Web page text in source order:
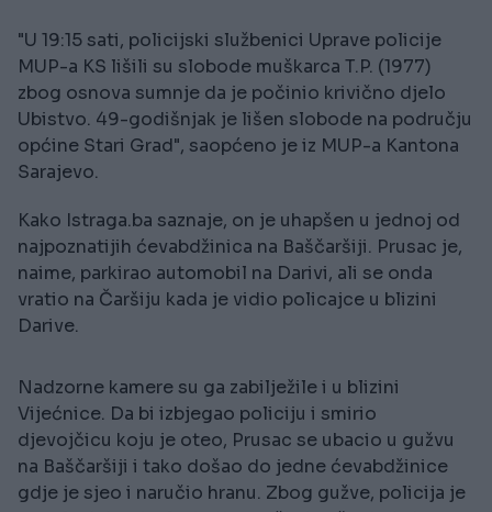
"U 19:15 sati, policijski službenici Uprave policije
MUP-a KS lišili su slobode muškarca T.P. (1977)
zbog osnova sumnje da je počinio krivično djelo
Ubistvo. 49-godišnjak je lišen slobode na području
općine Stari Grad", saopćeno je iz MUP-a Kantona
Sarajevo.
Kako Istraga.ba saznaje, on je uhapšen u jednoj od
najpoznatijih ćevabdžinica na Baščaršiji. Prusac je,
naime, parkirao automobil na Darivi, ali se onda
vratio na Čaršiju kada je vidio policajce u blizini
Darive.
Nadzorne kamere su ga zabilježile i u blizini
Vijećnice. Da bi izbjegao policiju i smirio
djevojčicu koju je oteo, Prusac se ubacio u gužvu
na Baščaršiji i tako došao do jedne ćevabdžinice
gdje je sjeo i naručio hranu. Zbog gužve, policija je